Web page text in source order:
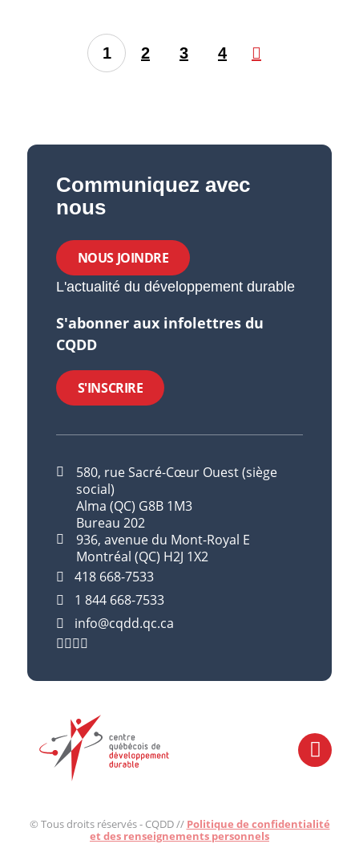
1 2 3 4
Communiquez avec
nous
NOUS JOINDRE
L'actualité du développement durable
S'abonner aux infolettres du
CQDD
S'INSCRIRE
580, rue Sacré-Cœur Ouest (siège
social)
Alma (QC) G8B 1M3
Bureau 202
936, avenue du Mont-Royal E
Montréal (QC) H2J 1X2
418 668-7533
1 844 668-7533
info@cqdd.qc.ca
© Tous droits réservés - CQDD // Politique de confidentialité
et des renseignements personnels